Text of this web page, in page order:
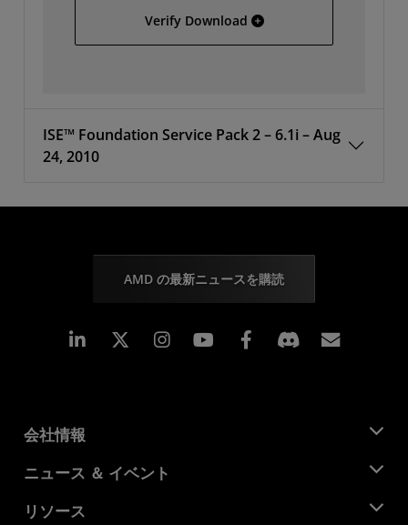
Verify Download 6.1i EDK Service Pack 2
ISE™ Foundation Service Pack 2 – 6.1i – Aug
24, 2010
AMD の最新ニュースを購読
Linkedin Instagram Facebook
会社情報
AMD について
企業責任
ニュース ＆ イベント
ニュースルーム
リソース